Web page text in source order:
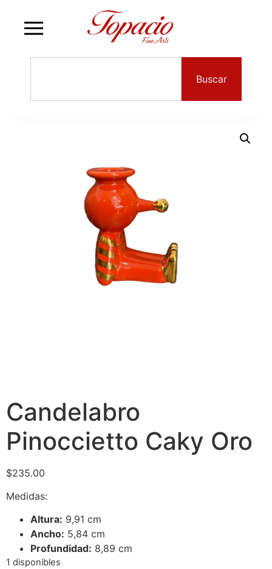
Buscar
Candelabro
Pinoccietto Caky Oro
$235.00
Medidas:
Altura: 9,91 cm
Ancho: 5,84 cm
Profundidad: 8,89 cm
1 disponibles